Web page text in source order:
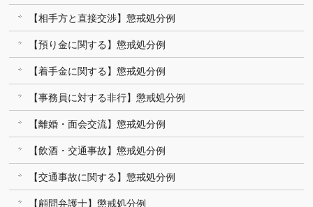
【相手方と直接交渉】懲戒処分例
【預り金に関する】懲戒処分例
【着手金に関する】懲戒処分例
【事務員に対する非行】懲戒処分例
【離婚・面会交流】懲戒処分例
【飲酒・交通事故】懲戒処分例
【交通事故に関する】懲戒処分例
【顧問弁護士】懲戒処分例